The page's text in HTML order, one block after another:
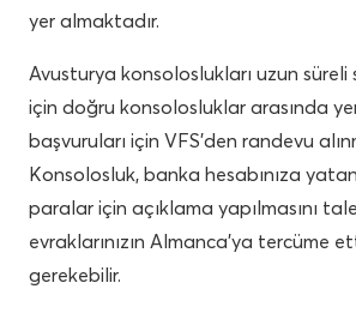
yer almaktadır.
Avusturya konsoloslukları uzun süreli
için doğru konsolosluklar arasında
başvuruları için VFS’den randevu
Konsolosluk, banka hesabınıza
paralar için açıklama yapılmasını
evraklarınızın Almanca’ya tercüme
gerekebilir.